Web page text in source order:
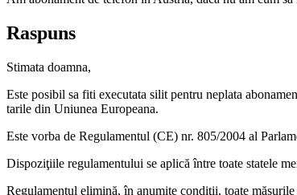
Raspuns
Stimata doamna,
Este posibil sa fiti executata silit pentru neplata
tarile din Uniunea Europeana.
Este vorba de Regulamentul (CE) nr. 805/2004 al
Dispoziţiile regulamentului se aplică între toate statele
Regulamentul elimină, în anumite condiţii, toate